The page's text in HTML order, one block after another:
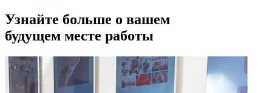
Узнайте больше о вашем
будущем месте работы